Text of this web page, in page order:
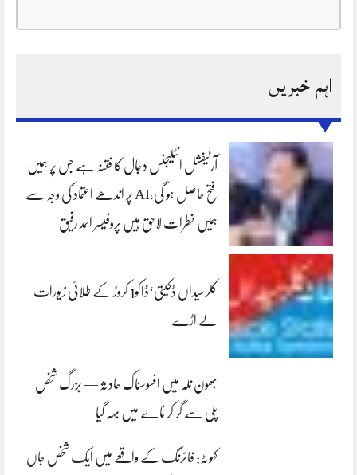
اہم خبریں
آرٹیفشل انٹلیجنس دجال کا فتنہ ہے جس پر ہمیں
فتح حاصل ہو گی،AI پر اندھے اعتماد کی وجہ سے
ہمیں خطرات لاحق ہیں پروفیسر احمد رفیق
کلرسیداں ڈکیتی‘ڈاکو1 کروڑ کے طلائی زیورات
لے اڑے
بھون نلہ میں افسوسناک حادثہ — بزرگ شخص
پلی سے گر کر نالے میں بہہ گیا
کہوٹہ: فائرنگ کے واقعے میں ایک شخص جاں